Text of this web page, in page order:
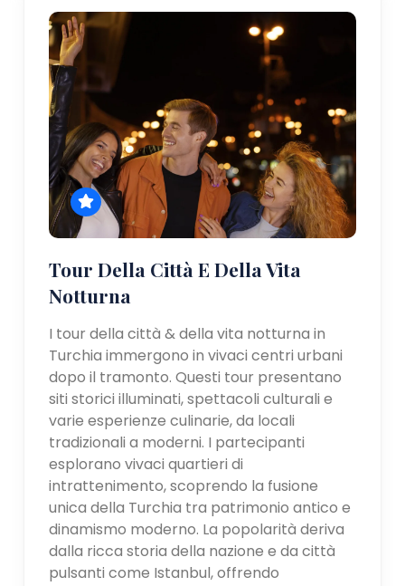
Tour Della Città E Della Vita
Notturna
I tour della città & della vita notturna in
Turchia immergono in vivaci centri urbani
dopo il tramonto. Questi tour presentano
siti storici illuminati, spettacoli culturali e
varie esperienze culinarie, da locali
tradizionali a moderni. I partecipanti
esplorano vivaci quartieri di
intrattenimento, scoprendo la fusione
unica della Turchia tra patrimonio antico e
dinamismo moderno. La popolarità deriva
dalla ricca storia della nazione e da città
pulsanti come Istanbul, offrendo